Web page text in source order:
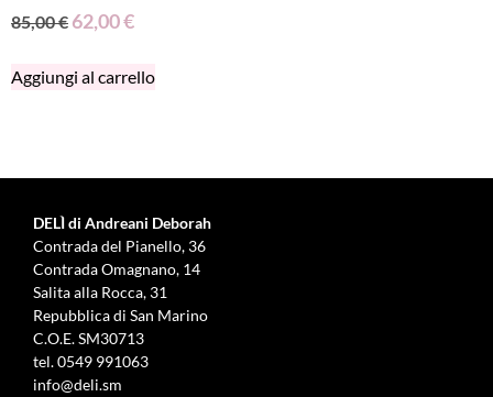
85,00€ 62,00€
Aggiungi al carrello
DELÌ di Andreani Deborah
Contrada del Pianello, 36
Contrada Omagnano, 14
Salita alla Rocca, 31
Repubblica di San Marino
C.O.E. SM30713
tel.0549 991063
info@deli.sm